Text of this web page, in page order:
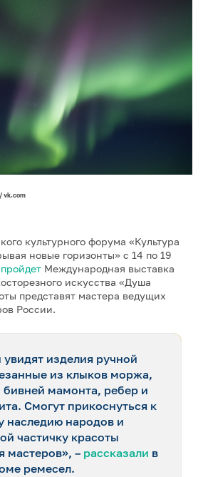
vk.com
культурного форума «Культура
новые горизонты» с 14 по 19
пройдет Международная выставка
искусства «Душа
представят мастера ведущих
России.
увидят изделия ручной
из клыков моржа,
бивней мамонта, ребер и
Смогут прикоснуться к
наследию народов и
частичку красоты
мастеров», – рассказали в
ремесел.